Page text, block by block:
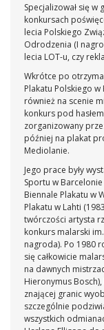
Specjalizował się w
konkursach
lecia Polskiego
Odrodzenia (I
lecia LOT-u, czy
Wkrótce po
Plakatu Polskiego w
również na scenie
konkurs pod
zorganizowany
później na plakat
Mediolanie.
Jego prace były
Sportu w
Biennale Plakatu w
Plakatu w Lahti
twórczości artysta
konkurs malarski
nagroda). Po 1980
się całkowicie
na dawnych
Hieronymus
znającej granic
szczególnie
wszystkich